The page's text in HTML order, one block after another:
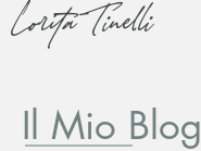
Lorita Tinelli
Il Mio Blog